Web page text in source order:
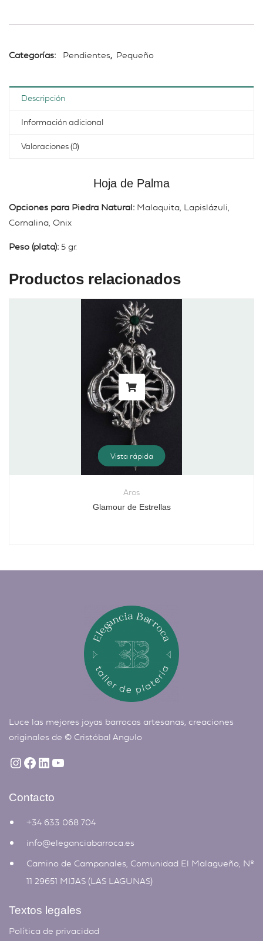
Categorías: Pendientes, Pequeño
Descripción
Información adicional
Valoraciones (0)
Hoja de Palma
Opciones para Piedra Natural: Malaquita, Lapislázuli,
Cornalina, Onix
Peso (plata): 5 gr.
Productos relacionados
Vista rápida
Aros
Glamour de Estrellas
Luce las mejores joyas barrocas artesanas, creaciones
originales de © Cristóbal Angulo
Contacto
+34 633 068 704
info@eleganciabarroca.es
Camino de Campanales, Comunidad El Malagueño, Nº
11 29651 MIJAS (LAS LAGUNAS)
Textos legales
Política de privacidad